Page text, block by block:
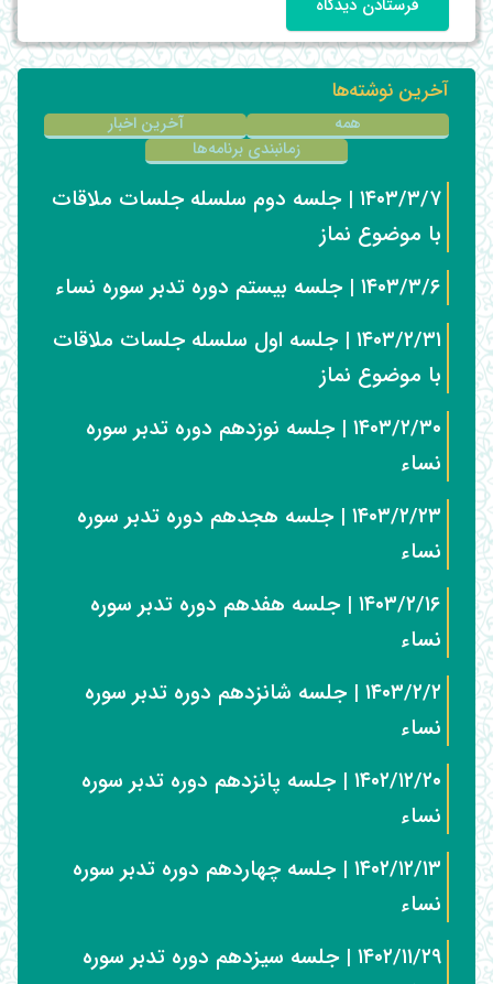
آخرین نوشته‌ها
همه
آخرین اخبار
زمانبندی برنامه‌ها
۱۴۰۳/۳/۷ | جلسه دوم سلسله جلسات ملاقات
با موضوع نماز
۱۴۰۳/۳/۶ | جلسه بیستم دوره تدبر سوره نساء
۱۴۰۳/۲/۳۱ | جلسه اول سلسله جلسات ملاقات
با موضوع نماز
۱۴۰۳/۲/۳۰ | جلسه نوزدهم دوره تدبر سوره
نساء
۱۴۰۳/۲/۲۳ | جلسه هجدهم دوره تدبر سوره
نساء
۱۴۰۳/۲/۱۶ | جلسه هفدهم دوره تدبر سوره
نساء
۱۴۰۳/۲/۲ | جلسه شانزدهم دوره تدبر سوره
نساء
۱۴۰۲/۱۲/۲۰ | جلسه پانزدهم دوره تدبر سوره
نساء
۱۴۰۲/۱۲/۱۳ | جلسه چهاردهم دوره تدبر سوره
نساء
۱۴۰۲/۱۱/۲۹ | جلسه سیزدهم دوره تدبر سوره